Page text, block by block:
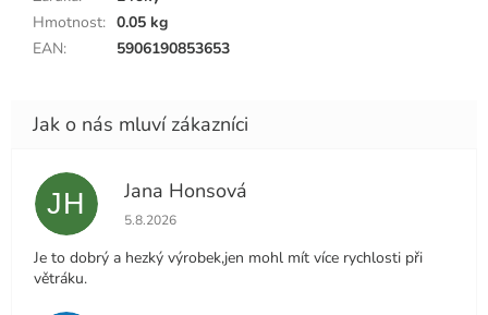
Hmotnost: 0.05 kg
EAN: 5906190853653
JH Jana Honsová
Hodnocení obchodu je 5 z 5 hvězdiček.
5.8.2026
Je to dobrý a hezký výrobek,jen mohl mít více rychlosti při
větráku.